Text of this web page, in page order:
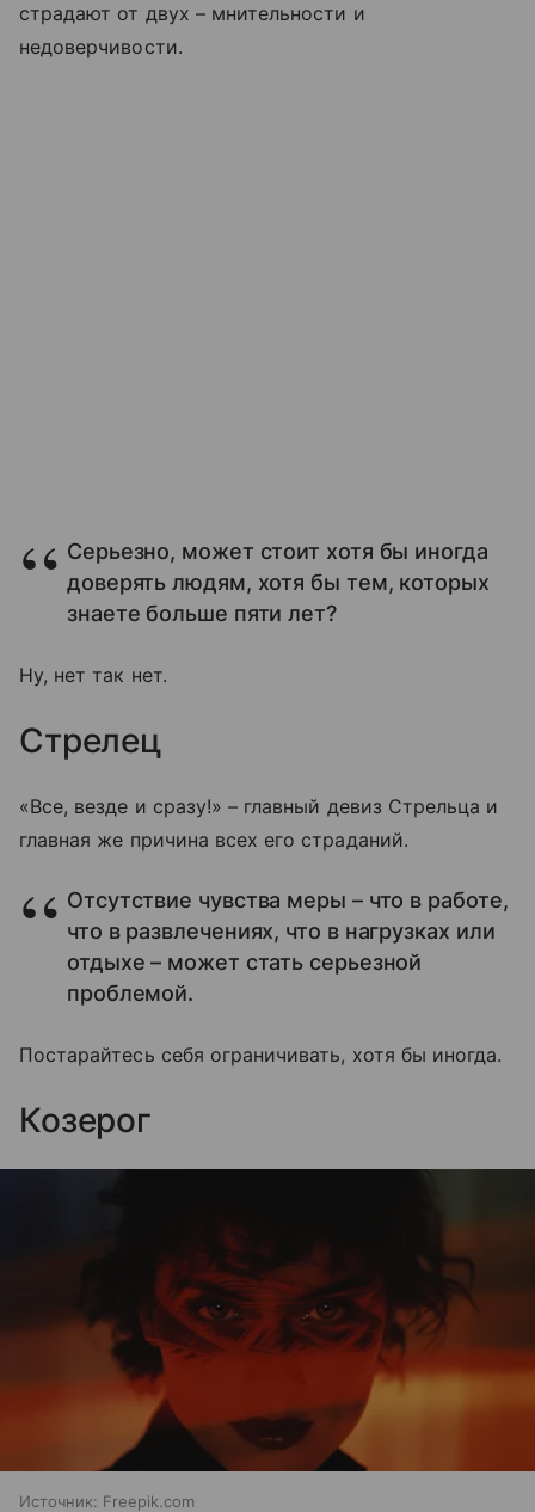
страдают от двух –мнительности и
недоверчивости.
Серьезно, может стоит хотя бы иногда
доверять людям, хотя бы тем, которых
знаете больше пяти лет?
Ну, нет так нет.
Стрелец
«Все, везде и сразу!»– главный девиз Стрельца и
главная же причина всех его страданий.
Отсутствие чувства меры – что в работе,
что в развлечениях, что в нагрузках или
отдыхе – может стать серьезной
проблемой.
Постарайтесь себя ограничивать, хотя бы иногда.
Козерог
Источник: Freepik.com